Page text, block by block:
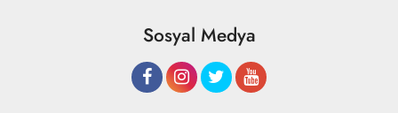
Sosyal Medya